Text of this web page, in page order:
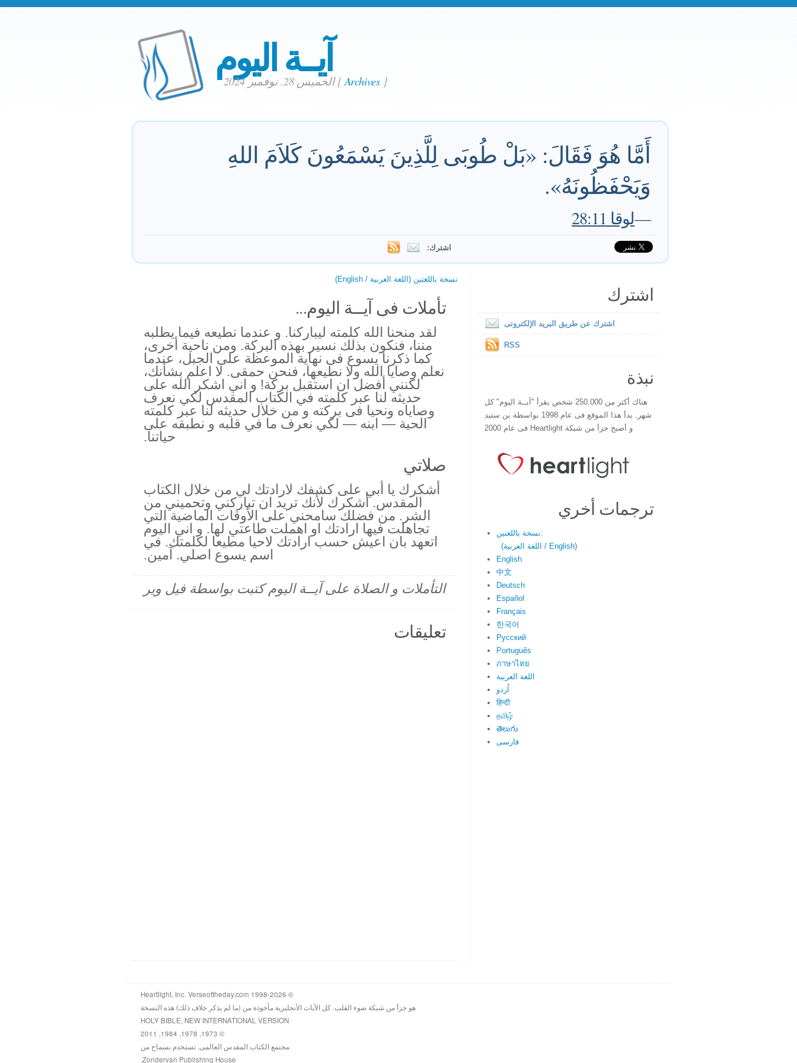
آيــة اليومالخميس 28. نوفمبر 2024[Archives]
أَمَّا هُوَ فَقَالَ: «بَلْ طُوبَى لِلَّذِينَ يَسْمَعُونَ كَلاَمَ اللهِ
وَيَحْفَظُونَهُ».
—لوقا 28:11
اشترك:
نسخة باللغتين (اللغة العربية / English)
تأملات فى آيــة اليوم...
لقد منحنا الله كلمته ليباركنا. و عندما نطيعه فيما يطلبه
مننا، فنكون بذلك نسير بهذه البركة. ومن ناحية أخرى،
كما ذكرنا يسوع فى نهاية الموعظة على الجبل، عندما
نعلم وصايا الله ولا نطيعها، فنحن حمقى. لا اعلم بشأنك،
لكنني أفضل ان استقبل بركة! و اني اشكر الله على
حديثه لنا عبر كلمته في الكتاب المقدس لكي نعرف
وصاياه ونحيا فى بركته و من خلال حديثه لنا عبر كلمته
الحية — ابنه — لكي نعرف ما في قلبه و نطبقه على
حياتنا.
صلاتي
أشكرك يا أبي على كشفك لارادتك لي من خلال الكتاب
المقدس. أشكرك لأنك تريد ان تباركني وتحميني من
الشر. من فضلك سامحني على الأوقات الماضية التي
تجاهلت فيها ارادتك او اهملت طاعتي لها. و اني اليوم
اتعهد بان اعيش حسب ارادتك لاحيا مطيعا لكلمتك. في
اسم يسوع اصلي. آمين.
التأملات و الصلاة على آيــة اليوم كتبت بواسطة فيل وير
تعليقات
اشترك
اشترك عن طريق البريد الإلكترونى
RSS
نبذة
هناك أكثر من 250,000 شخص يقرأ "آيــة اليوم" كل
شهر. بدأ هذا الموقع فى عام 1998 بواسطة بن ستيد
و أصبح جزأ من شبكة Heartlight فى عام 2000
ترجمات أخري
نسخة باللغتين:
(اللغة العربية / English)
English
中文
Deutsch
Español
Français
한국어
Русский
Português
ภาษาไทย
اللغة العربية
اُردو
हिन्दी
தமிழ்
తెలుగు
فارسی
© 1998-2026 Heartlight, Inc. Verseoftheday.com
هو جزأ من شبكة ضوء القلب. كل الأيات الأنجليزية مأخوذة من (ما لم يذكر خلاف ذلك) هذه النسخة
HOLY BIBLE, NEW INTERNATIONAL VERSION
© 1973, 1978, 1984, 2011
مجتمع الكتاب المقدس العالمى. تستخدم بسماح من
Zondervan Publishing House.